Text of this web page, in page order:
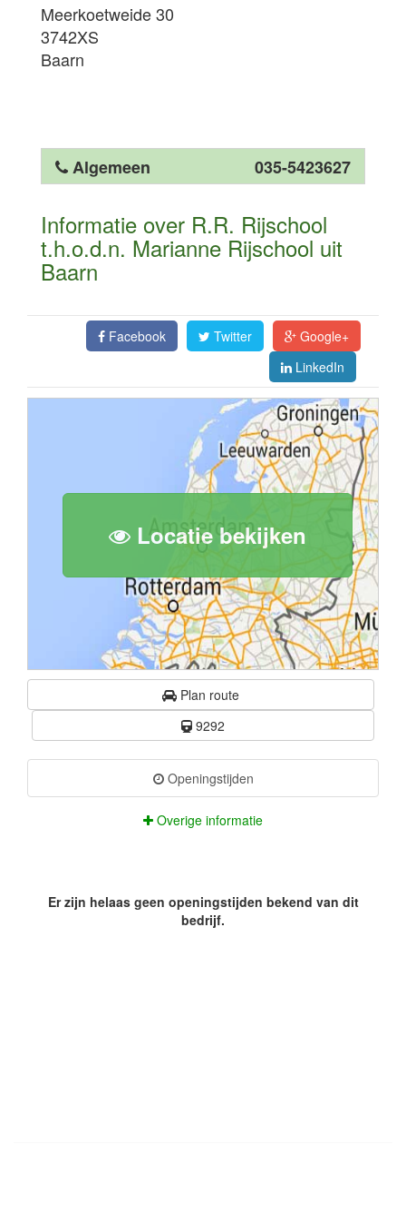
Meerkoetweide 30
3742XS
Baarn
Algemeen 035-5423627
Informatie over R.R. Rijschool
t.h.o.d.n. Marianne Rijschool uit
Baarn
Facebook Twitter
Google+
LinkedIn
Locatie bekijken
Plan route
9292
Openingstijden
Overige informatie
Er zijn helaas geen openingstijden bekend van dit
bedrijf.